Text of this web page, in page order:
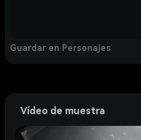
Guardar en Personajes
Vídeo de muestra